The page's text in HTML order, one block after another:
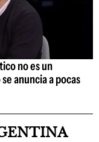
no es un
anuncia a pocas